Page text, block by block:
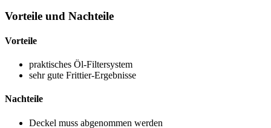
Vorteile und Nachteile
Vorteile
praktisches Öl-Filtersystem
sehr gute Frittier-Ergebnisse
Nachteile
Deckel muss abgenommen werden